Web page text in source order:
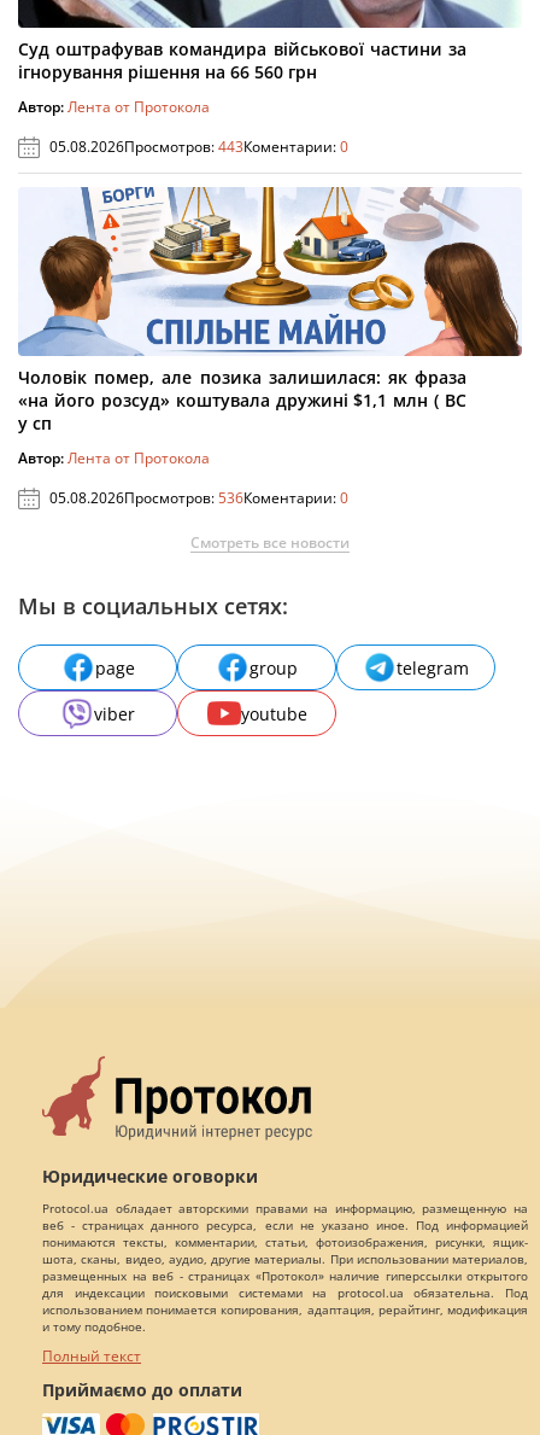
Суд оштрафував командира військової частини за
ігнорування рішення на 66 560 грн
Автор:Лента от Протокола
05.08.2026Просмотров:443Коментарии:0
Чоловік помер, але позика залишилася: як фраза
«на його розсуд» коштувала дружині $1,1 млн ( ВС
у сп
Автор:Лента от Протокола
05.08.2026Просмотров:536Коментарии:0
Смотреть все новости
Мы в социальных сетях:
page group
telegram
viber
youtube
Юридические оговорки
Protocol.ua обладает авторскими правами на информацию, размещенную на
веб - страницах данного ресурса, если не указано иное. Под информацией
понимаются тексты, комментарии, статьи, фотоизображения, рисунки, ящик-
шота, сканы, видео, аудио, другие материалы. При использовании материалов,
размещенных на веб - страницах «Протокол» наличие гиперссылки открытого
для индексации поисковыми системами на protocol.ua обязательна. Под
использованием понимается копирования, адаптация, рерайтинг, модификация
и тому подобное.
Полный текст
Приймаємо до оплати